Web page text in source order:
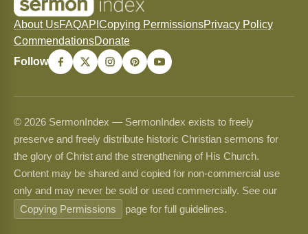
About UsFAQAPI Copying PermissionsPrivacy Policy
CommendationsDonate
Follow
© 2026 SermonIndex — SermonIndex exists to freely
preserve and freely distribute historic Christian sermons for
the glory of Christ and the strengthening of His Church.
Content may be shared and copied for non-commercial use
only and may never be sold or used commercially. See our
Copying Permissions
page for full guidelines.